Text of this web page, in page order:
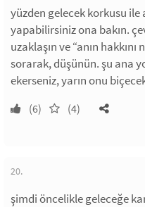
yüzden gelecek korkusu ile
yapabilirsiniz ona bakın.
uzaklaşın ve “anın
sorarak, düşünün. şu ana
ekerseniz, yarın onu
(6) (4)
20.
şimdi öncelikle geleceğe